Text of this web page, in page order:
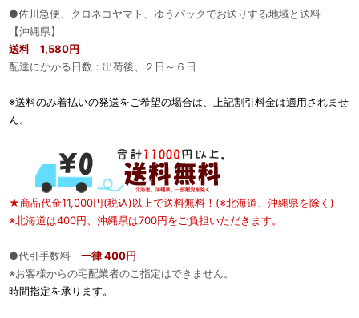
●佐川急便、クロネコヤマト、ゆうパックでお送りする地域と送料
【沖縄県】
送料 1,580円
配達にかかる日数：出荷後、２日～６日
※送料のみ着払いの発送をご希望の場合は、上記割引料金は適用されませ
ん。
★商品代金11,000円(税込)以上で送料無料！(※北海道、沖縄県を除く)
※北海道は400円、沖縄県は700円をご負担いただきます。
●代引手数料 一律 400円
※お客様からの宅配業者のご指定はできません。
時間指定を承ります。